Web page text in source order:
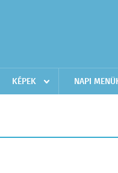
KÉPEK NAPI